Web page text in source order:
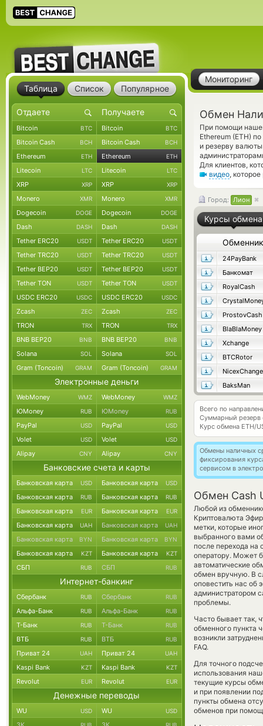
Мониторинг
Обмен
При помощи
Ethereum (ETH)
и резерву
Для клиентов,
видео,
Город: Лион
Курсы обмена
Обменник
24PayBank
Банкомат
RoyalCash
ProstovCash
BlaBlaMoney
Xchange
BTCRotor
BaksMan
Всего по
Суммарный резерв
Курс обмена ETH/
Обмены наличных
фиксирования
сервисом в
Обмен Cash
Любой из
Криптовалюта
метки, которые
выбранного вами
после перехода на
оператору. Может
автоматические
обмен вручную. В
оповестить нас
администратором
проблемы.
Часто бывает так,
обменного пункта
возникли
FAQ.
Для точного
использования
текущие курсы
и при появлении
пункты обмена
обменов при
Таблица Список Популярное
Bitcoin BTC Bitcoin BTC
Bitcoin Cash BCH Bitcoin Cash BCH
Ethereum ETH Ethereum ETH
Litecoin LTC Litecoin LTC
XRP XRP XRP XRP
Monero XMR Monero XMR
Dogecoin DOGE Dogecoin DOGE
Dash DASH Dash DASH
Tether ERC20 USDT Tether ERC20 USDT
Tether TRC20 USDT Tether TRC20 USDT
Tether BEP20 USDT Tether BEP20 USDT
Tether TON USDT Tether TON USDT
USDC ERC20 USDC USDC ERC20 USDC
Zcash ZEC Zcash ZEC
TRON TRX TRON TRX
BNB BEP20 BNB BNB BEP20 BNB
Solana SOL Solana SOL
Gram (Toncoin) GRAM Gram (Toncoin) GRAM
Электронные деньги
WebMoney WMZ WebMoney WMZ
ЮMoney RUB ЮMoney RUB
PayPal USD PayPal USD
Volet USD Volet USD
Alipay CNY Alipay CNY
Банковские счета и карты
Банковская карта USD Банковская карта USD
Банковская карта RUB Банковская карта RUB
Банковская карта EUR Банковская карта EUR
Банковская карта UAH Банковская карта UAH
Банковская карта BYN Банковская карта BYN
Банковская карта KZT Банковская карта KZT
СБП RUB СБП RUB
Интернет-банкинг
Сбербанк RUB Сбербанк RUB
Альфа-Банк RUB Альфа-Банк RUB
Т-Банк RUB Т-Банк RUB
ВТБ RUB ВТБ RUB
Приват 24 UAH Приват 24 UAH
Kaspi Bank KZT Kaspi Bank KZT
Revolut EUR Revolut EUR
Денежные переводы
WU USD WU USD